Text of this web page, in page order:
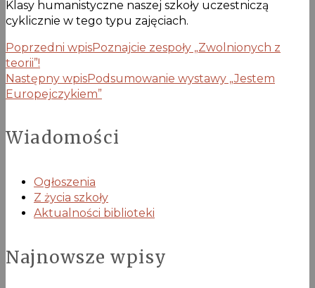
Klasy humanistyczne naszej szkoły uczestniczą
cyklicznie w tego typu zajęciach.
Poprzedni wpisPoznajcie zespoły „Zwolnionych z
teorii”!
Następny wpisPodsumowanie wystawy „Jestem
Europejczykiem”
Wiadomości
Ogłoszenia
Z życia szkoły
Aktualności biblioteki
Najnowsze wpisy